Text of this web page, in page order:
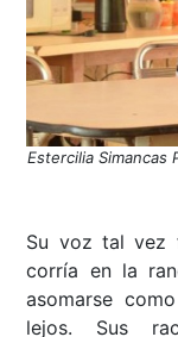
Estercilia Simancas
Su voz tal vez
corría en la
asomarse
lejos. Sus